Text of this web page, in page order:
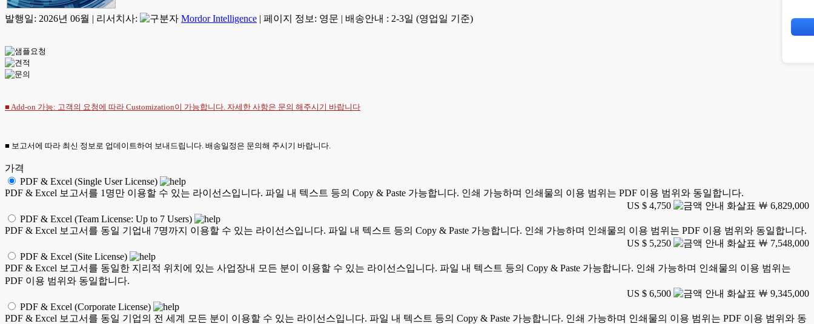
발행일: 2026년 06월 | 리서치사: Mordor Intelligence | 페이지 정보: 영문 | 배송안내 : 2-3일 (영업일 기준)
■ Add-on 가능: 고객의 요청에 따라 Customization이 가능합니다. 자세한 사항은 문의 해주시기 바랍니다
■ 보고서에 따라 최신 정보로 업데이트하여 보내드립니다. 배송일정은 문의해 주시기 바랍니다.
가격
PDF & Excel (Single User License)
PDF & Excel 보고서를 1명만 이용할 수 있는 라이선스입니다. 파일 내 텍스트 등의 Copy & Paste 가능합니다. 인쇄 가능하며 인쇄물의 이용 범위는 PDF 이용 범위와 동일합니다.
US $ 4,750
￦ 6,829,000
PDF & Excel (Team License: Up to 7 Users)
PDF & Excel 보고서를 동일 기업내 7명까지 이용할 수 있는 라이선스입니다. 파일 내 텍스트 등의 Copy & Paste 가능합니다. 인쇄 가능하며 인쇄물의 이용 범위는 PDF 이용 범위와 동일합니다.
US $ 5,250
￦ 7,548,000
PDF & Excel (Site License)
PDF & Excel 보고서를 동일한 지리적 위치에 있는 사업장내 모든 분이 이용할 수 있는 라이선스입니다. 파일 내 텍스트 등의 Copy & Paste 가능합니다. 인쇄 가능하며 인쇄물의 이용 범위는
PDF 이용 범위와 동일합니다.
US $ 6,500
￦ 9,345,000
PDF & Excel (Corporate License)
PDF & Excel 보고서를 동일 기업의 전 세계 모든 분이 이용할 수 있는 라이선스입니다. 파일 내 텍스트 등의 Copy & Paste 가능합니다. 인쇄 가능하며 인쇄물의 이용 범위는 PDF 이용 범위와 동